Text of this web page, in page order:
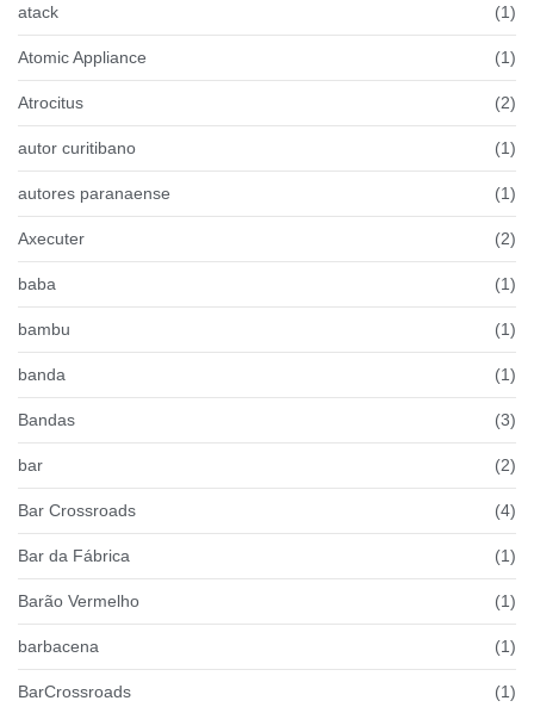
atack (1)
Atomic Appliance (1)
Atrocitus (2)
autor curitibano (1)
autores paranaense (1)
Axecuter (2)
baba (1)
bambu (1)
banda (1)
Bandas (3)
bar (2)
Bar Crossroads (4)
Bar da Fábrica (1)
Barão Vermelho (1)
barbacena (1)
BarCrossroads (1)